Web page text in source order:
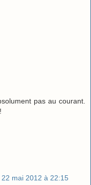
pas au courant.
22 mai 2012 à 22:15